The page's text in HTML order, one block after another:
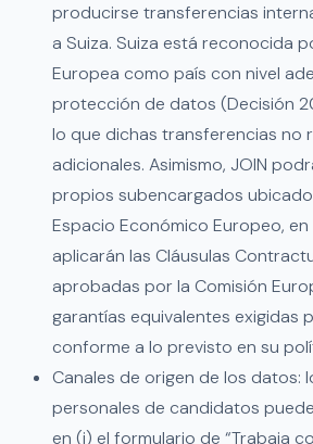
producirse transferencias
a Suiza. Suiza está reconocida
Europea como país con nivel
protección de datos (Decisión
lo que dichas transferencias no
adicionales. Asimismo, JOIN
propios subencargados
Espacio Económico Europeo,
aplicarán las Cláusulas
aprobadas por la Comisión
garantías equivalentes exigidas
conforme a lo previsto en su
Canales de origen de los datos:
personales de candidatos
en (i) el formulario de “Trabaja